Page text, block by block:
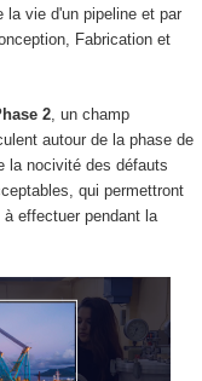
vie d'un pipeline et par
Fabrication et
2, un champ
autour de la phase de
la nocivité des défauts
qui permettront
effectuer pendant la